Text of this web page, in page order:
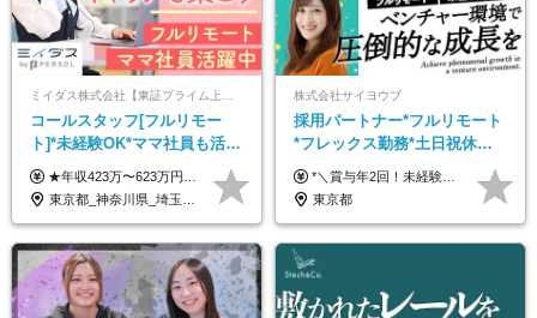
コールスタッフ[フルリモー
ト]*未経験OK*ママ社員も活躍
中*ブランクOK*全国どこでも
働ける
★年収423万〜623万円のモデルあり（想定時間外手当10時間分含む） ★半年に一度ドカンと支給のボーナスあり（半年に1度最大150万円） 月給25万円〜＋各種手当＋インセンティブ ＊リモートワーク手当（4000円/月） ＊リモートワーク一時金（1万5000円） ＊残業手当全額支給 ※経験・スキルにより月給を決定します ※試用期間：2ヵ月あり。期間中の雇用形態・給与・待遇に変更はありません 《頑張りはインセンティブとして還元！》 当社は5段階の評価制度を導入。 半期に1回の評価で最高ランク（5点）を獲得したメンバーには、 150万円のインセンティブを支給！ これが半年に一度のインセンティブとして支給されるため、 成果を出した分だけまとまった収入を得られる仕組みです。 【固定残業代について】 なし（残業代は、実際の労働時間に応じて別途全額支給）
東京都_神奈川県_埼玉県_千葉県_大阪府_愛知県_北海道_青森県_岩手県_宮城県_秋田県_山形県_福島県_茨城県_栃木県_群馬県_新潟県_山梨県_長野県_富山県_石川県_福井県_静岡県_岐阜県_三重県_兵庫県_京都府_滋賀県_奈良県_和歌山県_広島県_岡山県_鳥取県_島根県_山口県_徳島県_香川県_愛媛県_高知県_福岡県_熊本県_佐賀県_長崎県_大分県_宮崎県_鹿児島県_沖縄県
株式会社サイヨウブ
採用パートナー*フルリモート
*フレックス勤務*土日祝休み*
月給28万円～*産育休取得実績
あり*年間休日120日
*＼賞与年2回！未経験から月給28万円スタート／* ★昇給年12回あり！随時昇給のチャンス ◆月給28万～40万円＋賞与年2回＋各種インセンティブ ※経験・スキルを考慮の上、決定します ※試用期間6ヶ月間あり（期間中は月給26万円～になります。その他待遇等に差異はありません） ※月給には月35時間分の固定残業代含む（月5万4800円/超過分別途支給） ※ほとんどのメンバーが残業ゼロです！フレックスタイム制のため、自分の生活に合わせて調整できます。 ＼希望性で土曜日出勤あり／ お客様より「土曜日に応募者の対応をしてほしい」という ご要望を受けた際に、応募者対応⇒求職者との メッセージのやり取りなど、対応が発生する場合があります。 ※土曜日に出勤いただく場合は ・2時間稼働：4500円 ・4時間稼働：9000円 の給与が発生。勤務時間が4時間超えることは原則ありません。 短期間で高い給与をGETできるチャンスです♪
東京都